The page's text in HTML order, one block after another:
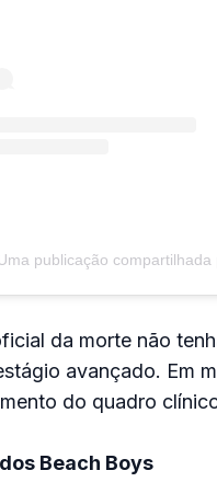
publicação
da morte não
avançado. Em
do quadro
Beach Boys